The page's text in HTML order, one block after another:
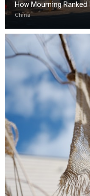
How Mourning
China